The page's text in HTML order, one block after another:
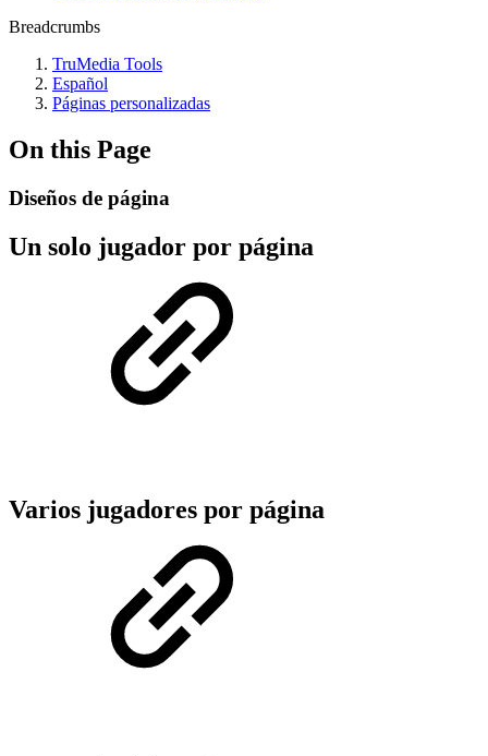
Breadcrumbs
TruMedia Tools
Español
Páginas personalizadas
On this Page
Diseños de página
Un solo jugador por página
Varios jugadores por página